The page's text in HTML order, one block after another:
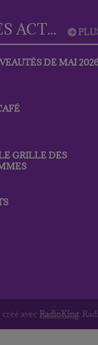
LES DERNIÈRES ACTUS
DE MAI 2026
GRILLE DES
avec RadioKing.